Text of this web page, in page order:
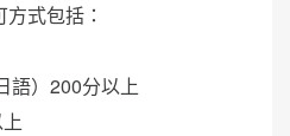
式包括：
語）200分以上